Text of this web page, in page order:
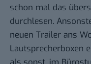
schon mal das
durchlesen.
neuen Trailer ans
Lautsprecherboxen